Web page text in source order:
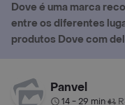
Dove é uma marca
entre os diferentes
produtos Dove com
Panvel
14 - 29 min•